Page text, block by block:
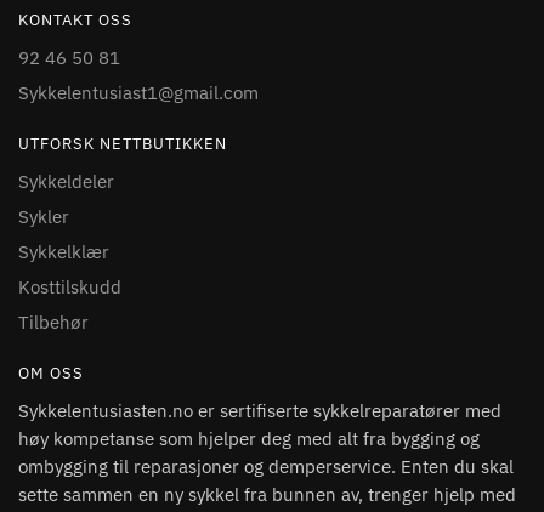
KONTAKT OSS
92 46 50 81
Sykkelentusiast1@gmail.com
UTFORSK NETTBUTIKKEN
Sykkeldeler
Sykler
Sykkelklær
Kosttilskudd
Tilbehør
OM OSS
Sykkelentusiasten.no er sertifiserte sykkelreparatører med
høy kompetanse som hjelper deg med alt fra bygging og
ombygging til reparasjoner og demperservice. Enten du skal
sette sammen en ny sykkel fra bunnen av, trenger hjelp med